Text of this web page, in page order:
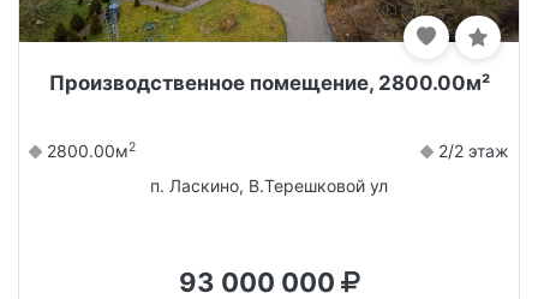
Производственное помещение, 2800.00м²
2800.00м2
2/2 этаж
п. Ласкино, В.Терешковой ул
93 000 000